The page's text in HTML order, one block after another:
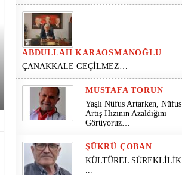
ABDULLAH KARAOSMANOĞLU
ÇANAKKALE GEÇİLMEZ…
MUSTAFA TORUN
Yaşlı Nüfus Artarken, Nüfus
Artış Hızının Azaldığını
Görüyoruz…
ŞÜKRÜ ÇOBAN
KÜLTÜREL SÜREKLİLİK
...